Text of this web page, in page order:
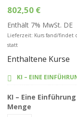
802,50 €
Enthält 7% MwSt. DE
Lieferzeit: Kurs fand/
statt
Enthaltene Kurse
KI – EINE
KI – Eine
Menge